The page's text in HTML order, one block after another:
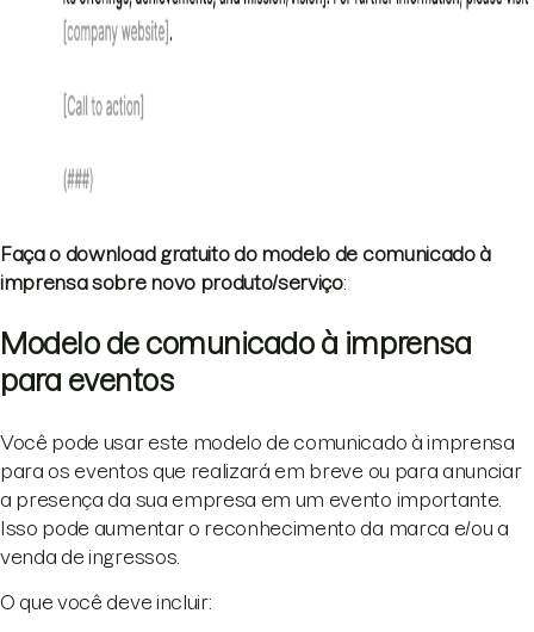
Faça o download gratuito do modelo de comunicado à
imprensa sobre novo produto/serviço:
Modelo de comunicado à imprensa
para eventos
Você pode usar este modelo de comunicado à imprensa
para os eventos que realizará em breve ou para anunciar
a presença da sua empresa em um evento importante.
Isso pode aumentar o reconhecimento da marca e/ou a
venda de ingressos.
O que você deve incluir: